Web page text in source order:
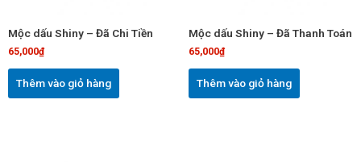
Mộc dấu Shiny – Đã Chi Tiền
65,000₫
Thêm vào giỏ hàng
Mộc dấu Shiny – Đã Thanh Toán
65,000₫
Thêm vào giỏ hàng